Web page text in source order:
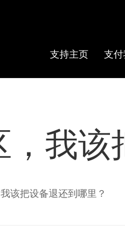
支持主页 支
我该
该把设备退还到哪里？